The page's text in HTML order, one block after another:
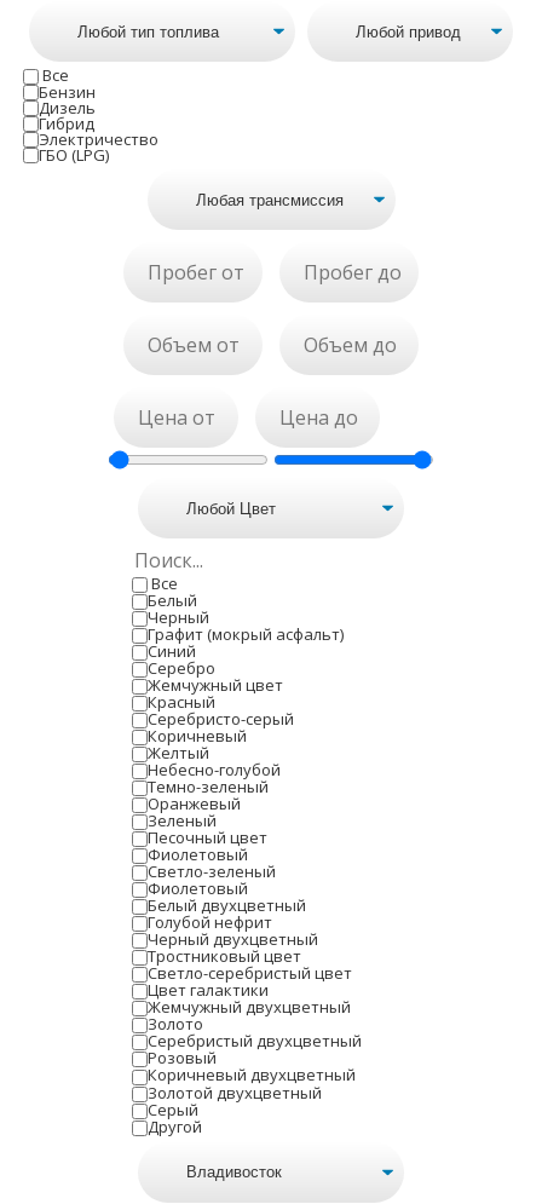
Все
Бензин
Дизель
Гибрид
Электричество
ГБО (LPG)
Все
Белый
Черный
Графит (мокрый асфальт)
Синий
Серебро
Жемчужный цвет
Красный
Серебристо-серый
Коричневый
Желтый
Небесно-голубой
Темно-зеленый
Оранжевый
Зеленый
Песочный цвет
Фиолетовый
Светло-зеленый
Фиолетовый
Белый двухцветный
Голубой нефрит
Черный двухцветный
Тростниковый цвет
Светло-серебристый цвет
Цвет галактики
Жемчужный двухцветный
Золото
Серебристый двухцветный
Розовый
Коричневый двухцветный
Золотой двухцветный
Серый
Другой